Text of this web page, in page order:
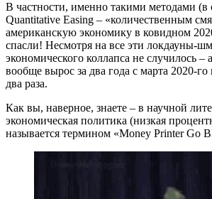
В частности, именно такими методами (в
Quantitative Easing – «количественным
американскую экономику в ковидном
спасли! Несмотря на все эти локдауны-
экономического коллапса не случилось
вообще вырос за два года с марта 2020-
два раза.
Как вы, наверное, знаете – в научной
экономическая политика (низкая
называется термином «Money Printer Go